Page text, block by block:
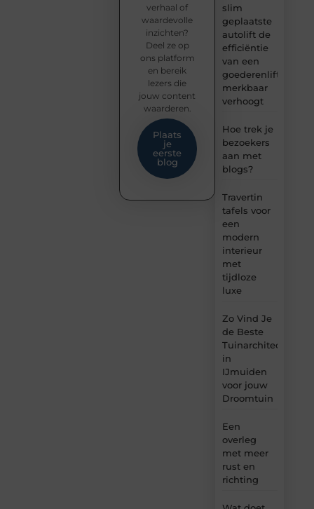
slim
geplaatste
autolift de
efficiëntie
van een
goederenlift
merkbaar
verhoogt
Hoe trek je
bezoekers
aan met
blogs?
Travertin
tafels voor
een
modern
interieur
met
tijdloze
luxe
Zo Vind Je
de Beste
Tuinarchitect
in
IJmuiden
voor jouw
Droomtuin
Een
overleg
met meer
rust en
richting
verhaal of
waardevolle
inzichten?
Deel ze op
ons platform
en bereik
lezers die
jouw content
waarderen.
Plaats
je
eerste
blog